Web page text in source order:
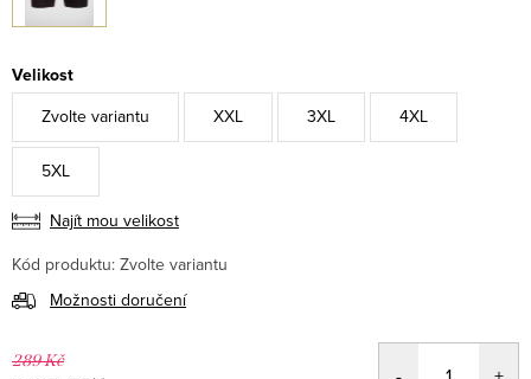
Velikost
Zvolte variantu XXL 3XL 4XL
5XL
Najít mou velikost
Kód produktu: Zvolte variantu
Možnosti doručení
289 Kč